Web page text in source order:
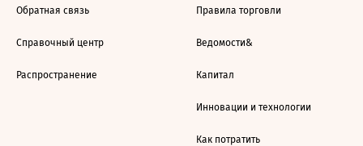
Обратная связь
Справочный центр
Распространение
Правила торговли
Ведомости&
Капитал
Инновации и технологии
Как потратить